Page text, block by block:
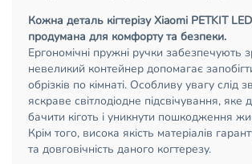
Кожна деталь кігтерізу Xiaomi PETKIT
продумана для комфорту та безпеки.
Ергономічні пружні ручки забезпечують
невеликий контейнер допомагає
обрізків по кімнаті. Особливу увагу слід
яскраве світлодіодне підсвічування, яке
бачити кіготь і уникнути пошкодження
Крім того, висока якість матеріалів
та довговічність даного когтерезу.